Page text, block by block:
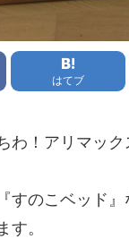
はてブ
わ！アリマック
すのこベッド
す。